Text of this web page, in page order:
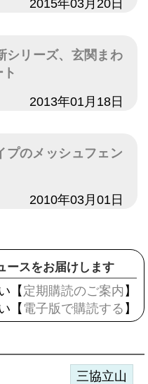
2015年03月20日
シリーズ、玄関まわ
2013年01月18日
プのメッシュフェン
2010年03月01日
ースをお届けします
【 定期購読のご案内 】
【 電子版で購読する 】
三協立山